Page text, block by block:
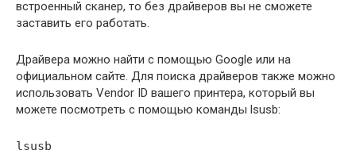
встроенный сканер, то без драйверов вы не сможете
заставить его работать.
Драйвера можно найти с помощью Google или на
официальном сайте. Для поиска драйверов также можно
использовать Vendor ID вашего принтера, который вы
можете посмотреть с помощью команды lsusb:
lsusb